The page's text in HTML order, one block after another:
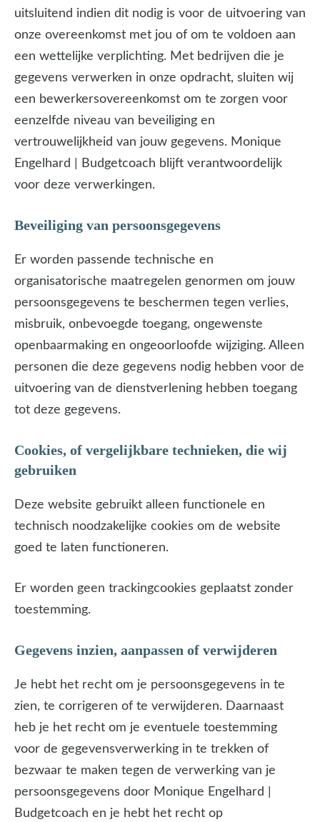
uitsluitend indien dit nodig is voor de uitvoering van
onze overeenkomst met jou of om te voldoen aan
een wettelijke verplichting. Met bedrijven die je
gegevens verwerken in onze opdracht, sluiten wij
een bewerkersovereenkomst om te zorgen voor
eenzelfde niveau van beveiliging en
vertrouwelijkheid van jouw gegevens. Monique
Engelhard | Budgetcoach blijft verantwoordelijk
voor deze verwerkingen.
Beveiliging van persoonsgegevens
Er worden passende technische en
organisatorische maatregelen genormen om jouw
persoonsgegevens te beschermen tegen verlies,
misbruik, onbevoegde toegang, ongewenste
openbaarmaking en ongeoorloofde wijziging. Alleen
personen die deze gegevens nodig hebben voor de
uitvoering van de dienstverlening hebben toegang
tot deze gegevens.
Cookies, of vergelijkbare technieken, die wij
gebruiken
Deze website gebruikt alleen functionele en
technisch noodzakelijke cookies om de website
goed te laten functioneren.
Er worden geen trackingcookies geplaatst zonder
toestemming.
Gegevens inzien, aanpassen of verwijderen
Je hebt het recht om je persoonsgegevens in te
zien, te corrigeren of te verwijderen. Daarnaast
heb je het recht om je eventuele toestemming
voor de gegevensverwerking in te trekken of
bezwaar te maken tegen de verwerking van je
persoonsgegevens door Monique Engelhard |
Budgetcoach en je hebt het recht op